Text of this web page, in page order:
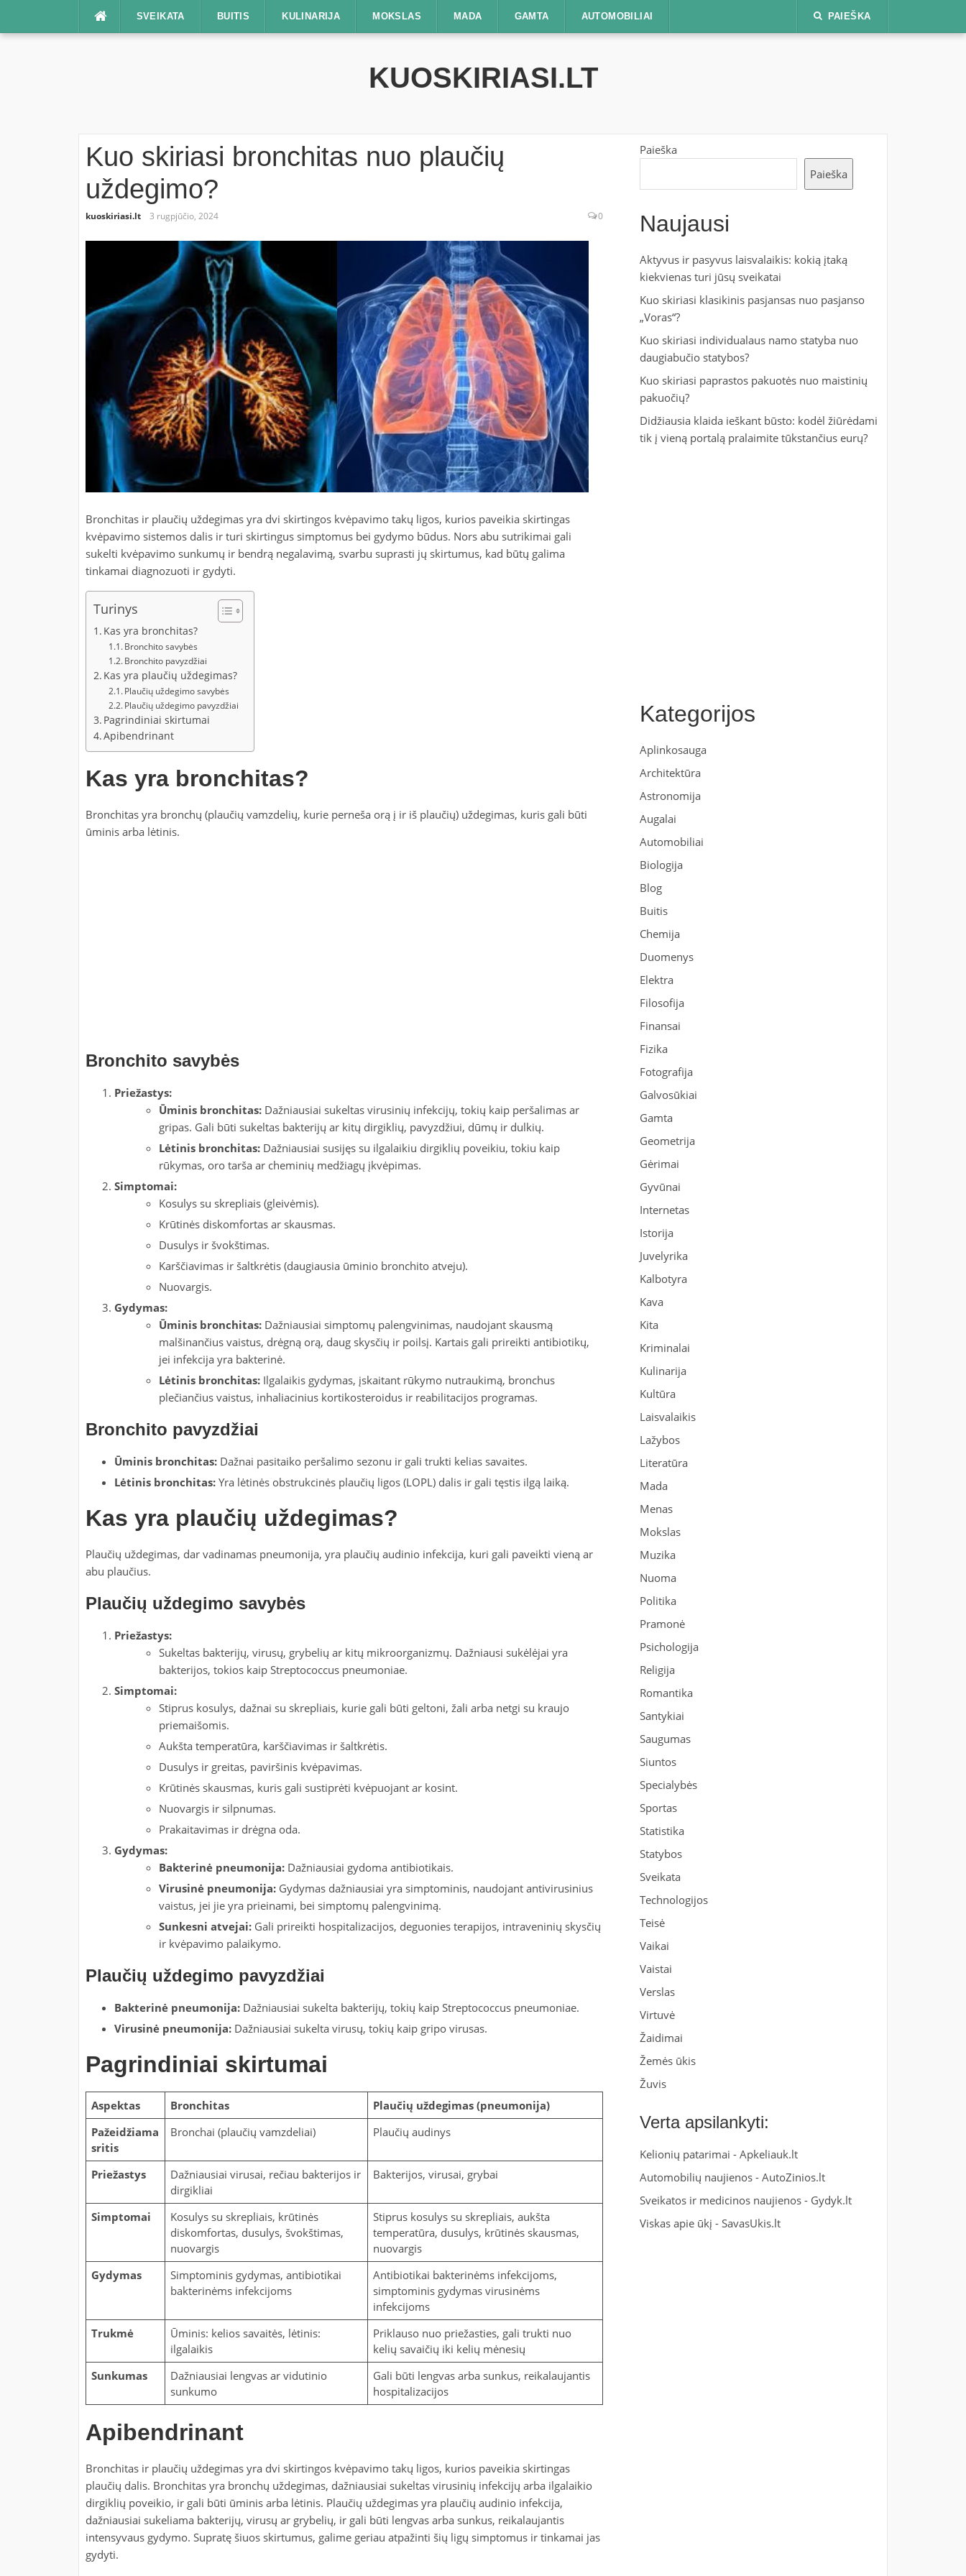
SVEIKATA BUITIS KULINARIJA MOKSLAS MADA GAMTA AUTOMOBILIAI PAIEŠKA
KUOSKIRIASI.LT
Kuo skiriasi bronchitas nuo plaučių
uždegimo?
kuoskiriasi.lt 3 rugpjūčio, 2024 0
Bronchitas ir plaučių uždegimas yra dvi skirtingos kvėpavimo takų ligos, kurios paveikia skirtingas
kvėpavimo sistemos dalis ir turi skirtingus simptomus bei gydymo būdus. Nors abu sutrikimai gali
sukelti kvėpavimo sunkumų ir bendrą negalavimą, svarbu suprasti jų skirtumus, kad būtų galima
tinkamai diagnozuoti ir gydyti.
Turinys
Kas yra bronchitas?
Bronchito savybės
Bronchito pavyzdžiai
Kas yra plaučių uždegimas?
Plaučių uždegimo savybės
Plaučių uždegimo pavyzdžiai
Pagrindiniai skirtumai
Apibendrinant
Kas yra bronchitas?
Bronchitas yra bronchų (plaučių vamzdelių, kurie perneša orą į ir iš plaučių) uždegimas, kuris gali būti
ūminis arba lėtinis.
Bronchito savybės
Priežastys:
Ūminis bronchitas: Dažniausiai sukeltas virusinių infekcijų, tokių kaip peršalimas ar
gripas. Gali būti sukeltas bakterijų ar kitų dirgiklių, pavyzdžiui, dūmų ir dulkių.
Lėtinis bronchitas: Dažniausiai susijęs su ilgalaikiu dirgiklių poveikiu, tokiu kaip
rūkymas, oro tarša ar cheminių medžiagų įkvėpimas.
Simptomai:
Kosulys su skrepliais (gleivėmis).
Krūtinės diskomfortas ar skausmas.
Dusulys ir švokštimas.
Karščiavimas ir šaltkrėtis (daugiausia ūminio bronchito atveju).
Nuovargis.
Gydymas:
Ūminis bronchitas: Dažniausiai simptomų palengvinimas, naudojant skausmą
malšinančius vaistus, drėgną orą, daug skysčių ir poilsį. Kartais gali prireikti antibiotikų,
jei infekcija yra bakterinė.
Lėtinis bronchitas: Ilgalaikis gydymas, įskaitant rūkymo nutraukimą, bronchus
plečiančius vaistus, inhaliacinius kortikosteroidus ir reabilitacijos programas.
Bronchito pavyzdžiai
Ūminis bronchitas:Dažnai pasitaiko peršalimo sezonu ir gali trukti kelias savaites.
Lėtinis bronchitas:Yra lėtinės obstrukcinės plaučių ligos (LOPL) dalis ir gali tęstis ilgą laiką.
Kas yra plaučių uždegimas?
Plaučių uždegimas, dar vadinamas pneumonija, yra plaučių audinio infekcija, kuri gali paveikti vieną ar
abu plaučius.
Plaučių uždegimo savybės
Priežastys:
Sukeltas bakterijų, virusų, grybelių ar kitų mikroorganizmų. Dažniausi sukėlėjai yra
bakterijos, tokios kaip Streptococcus pneumoniae.
Simptomai:
Stiprus kosulys, dažnai su skrepliais, kurie gali būti geltoni, žali arba netgi su kraujo
priemaišomis.
Aukšta temperatūra, karščiavimas ir šaltkrėtis.
Dusulys ir greitas, paviršinis kvėpavimas.
Krūtinės skausmas, kuris gali sustiprėti kvėpuojant ar kosint.
Nuovargis ir silpnumas.
Prakaitavimas ir drėgna oda.
Gydymas:
Bakterinė pneumonija: Dažniausiai gydoma antibiotikais.
Virusinė pneumonija: Gydymas dažniausiai yra simptominis, naudojant antivirusinius
vaistus, jei jie yra prieinami, bei simptomų palengvinimą.
Sunkesni atvejai: Gali prireikti hospitalizacijos, deguonies terapijos, intraveninių skysčių
ir kvėpavimo palaikymo.
Plaučių uždegimo pavyzdžiai
Bakterinė pneumonija:Dažniausiai sukelta bakterijų, tokių kaip Streptococcus pneumoniae.
Virusinė pneumonija:Dažniausiai sukelta virusų, tokių kaip gripo virusas.
Pagrindiniai skirtumai
Aspektas Bronchitas
Plaučių uždegimas (pneumonija)
Pažeidžiama
sritis
Bronchai (plaučių vamzdeliai) Plaučių audinys
Priežastys
Dažniausiai virusai, rečiau bakterijos ir
dirgikliai
Bakterijos, virusai, grybai
Simptomai
Kosulys su skrepliais, krūtinės
diskomfortas, dusulys, švokštimas,
nuovargis
Stiprus kosulys su skrepliais, aukšta
temperatūra, dusulys, krūtinės skausmas,
nuovargis
Gydymas
Simptominis gydymas, antibiotikai
bakterinėms infekcijoms
Antibiotikai bakterinėms infekcijoms,
simptominis gydymas virusinėms
infekcijoms
Trukmė
Ūminis: kelios savaitės, lėtinis:
ilgalaikis
Priklauso nuo priežasties, gali trukti nuo
kelių savaičių iki kelių mėnesių
Sunkumas
Dažniausiai lengvas ar vidutinio
sunkumo
Gali būti lengvas arba sunkus, reikalaujantis
hospitalizacijos
Apibendrinant
Bronchitas ir plaučių uždegimas yra dvi skirtingos kvėpavimo takų ligos, kurios paveikia skirtingas
plaučių dalis. Bronchitas yra bronchų uždegimas, dažniausiai sukeltas virusinių infekcijų arba ilgalaikio
dirgiklių poveikio, ir gali būti ūminis arba lėtinis. Plaučių uždegimas yra plaučių audinio infekcija,
dažniausiai sukeliama bakterijų, virusų ar grybelių, ir gali būti lengvas arba sunkus, reikalaujantis
intensyvaus gydymo. Supratę šiuos skirtumus, galime geriau atpažinti šių ligų simptomus ir tinkamai jas
gydyti.
Paieška
Paieška
Naujausi
Aktyvus ir pasyvus laisvalaikis: kokią įtaką
kiekvienas turi jūsų sveikatai
Kuo skiriasi klasikinis pasjansas nuo pasjanso
„Voras“?
Kuo skiriasi individualaus namo statyba nuo
daugiabučio statybos?
Kuo skiriasi paprastos pakuotės nuo maistinių
pakuočių?
Didžiausia klaida ieškant būsto: kodėl žiūrėdami
tik į vieną portalą pralaimite tūkstančius eurų?
Kategorijos
Aplinkosauga
Architektūra
Astronomija
Augalai
Automobiliai
Biologija
Blog
Buitis
Chemija
Duomenys
Elektra
Filosofija
Finansai
Fizika
Fotografija
Galvosūkiai
Gamta
Geometrija
Gėrimai
Gyvūnai
Internetas
Istorija
Juvelyrika
Kalbotyra
Kava
Kita
Kriminalai
Kulinarija
Kultūra
Laisvalaikis
Lažybos
Literatūra
Mada
Menas
Mokslas
Muzika
Nuoma
Politika
Pramonė
Psichologija
Religija
Romantika
Santykiai
Saugumas
Siuntos
Specialybės
Sportas
Statistika
Statybos
Sveikata
Technologijos
Teisė
Vaikai
Vaistai
Verslas
Virtuvė
Žaidimai
Žemės ūkis
Žuvis
Verta apsilankyti:
Kelionių patarimai -Apkeliauk.lt
Automobilių naujienos -AutoZinios.lt
Sveikatos ir medicinos naujienos - Gydyk.lt
Viskas apie ūkį -SavasUkis.lt